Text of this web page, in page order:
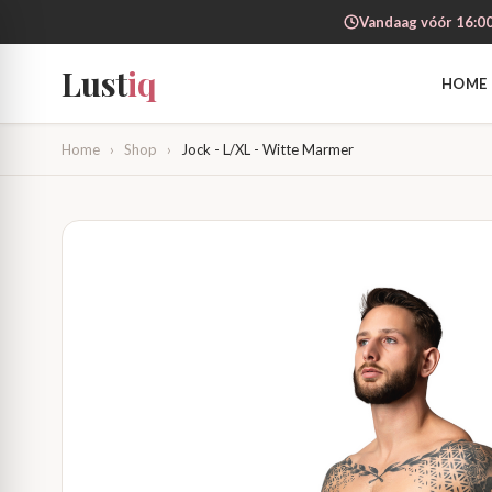
Vandaag vóór
Lustiq HOME
Home › Shop › Jock - L/XL - Witte Marmer